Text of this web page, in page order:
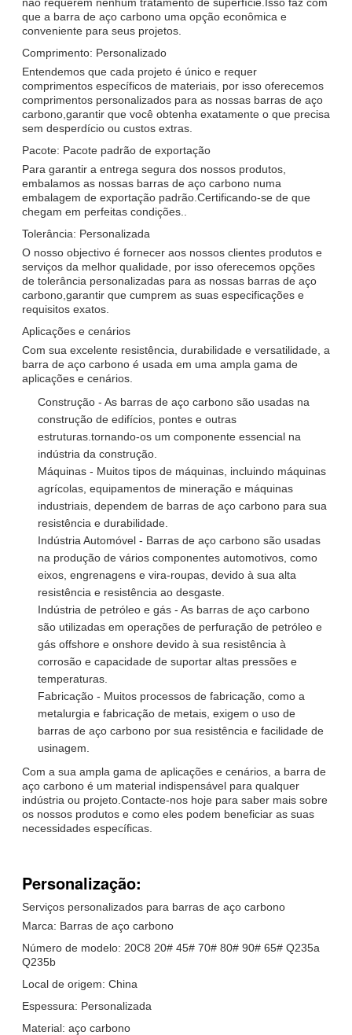
que a barra de aço carbono uma opção econômica e
conveniente para seus projetos.
Comprimento: Personalizado
Entendemos que cada projeto é único e requer
comprimentos específicos de materiais, por isso oferecemos
comprimentos personalizados para as nossas barras de aço
carbono,garantir que você obtenha exatamente o que precisa
sem desperdício ou custos extras.
Pacote: Pacote padrão de exportação
Para garantir a entrega segura dos nossos produtos,
embalamos as nossas barras de aço carbono numa
embalagem de exportação padrão.Certificando-se de que
chegam em perfeitas condições..
Tolerância: Personalizada
O nosso objectivo é fornecer aos nossos clientes produtos e
serviços da melhor qualidade, por isso oferecemos opções
de tolerância personalizadas para as nossas barras de aço
carbono,garantir que cumprem as suas especificações e
requisitos exatos.
Aplicações e cenários
Com sua excelente resistência, durabilidade e versatilidade, a
barra de aço carbono é usada em uma ampla gama de
aplicações e cenários.
Construção - As barras de aço carbono são usadas na
construção de edifícios, pontes e outras
estruturas.tornando-os um componente essencial na
indústria da construção.
Máquinas - Muitos tipos de máquinas, incluindo máquinas
agrícolas, equipamentos de mineração e máquinas
industriais, dependem de barras de aço carbono para sua
resistência e durabilidade.
Indústria Automóvel - Barras de aço carbono são usadas
na produção de vários componentes automotivos, como
eixos, engrenagens e vira-roupas, devido à sua alta
resistência e resistência ao desgaste.
Indústria de petróleo e gás - As barras de aço carbono
são utilizadas em operações de perfuração de petróleo e
gás offshore e onshore devido à sua resistência à
corrosão e capacidade de suportar altas pressões e
temperaturas.
Fabricação - Muitos processos de fabricação, como a
metalurgia e fabricação de metais, exigem o uso de
barras de aço carbono por sua resistência e facilidade de
usinagem.
Com a sua ampla gama de aplicações e cenários, a barra de
aço carbono é um material indispensável para qualquer
indústria ou projeto.Contacte-nos hoje para saber mais sobre
os nossos produtos e como eles podem beneficiar as suas
necessidades específicas.
Personalização:
Serviços personalizados para barras de aço carbono
Marca: Barras de aço carbono
Número de modelo: 20C8 20# 45# 70# 80# 90# 65# Q235a
Q235b
Local de origem: China
Espessura: Personalizada
Material: aço carbono